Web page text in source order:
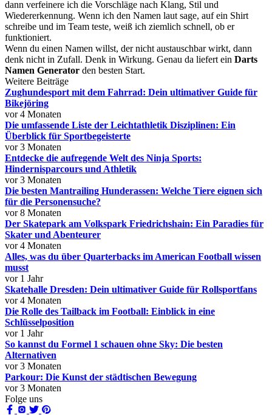
dann verfeinere ich die Vorschläge nach Klang, Stil und
Wiedererkennung. Wenn ich den Namen laut sage, auf ein Shirt
schreibe und im Team teste, weiß ich ziemlich schnell, ob er
funktioniert.
Wenn du einen Namen willst, der nicht austauschbar wirkt, dann
denk nicht in Zufall. Denk in Wirkung. Genau da liefert ein Darts
Namen Generator den besten Start.
Weitere Beiträge
Zughundesport mit dem Fahrrad: Dein ultimativer Guide für
Bikejöring
vor 4 Monaten
Die umfassende Liste der Leichtathletik Disziplinen: Ein
Überblick für Sportbegeisterte
vor 3 Monaten
Entdecke die aufregende Welt des Ninja Sports:
Hindernisparcours und Athletik
vor 3 Monaten
Die besten Mantrailing Hunderassen: Welche Tiere eignen sich
für die Personensuche?
vor 8 Monaten
Der Skatepark am Volkspark Friedrichshain: Ein Paradies für
Skater und Abenteurer
vor 4 Monaten
Alles, was du über Quarterbacks im American Football wissen
musst
vor 1 Jahr
Skatehalle Dresden: Dein ultimativer Guide für Rollsportfans
vor 4 Monaten
Die Rolle des Tailback im Football: Einblick in eine
Schlüsselposition
vor 1 Jahr
So kannst du Formel 1 schauen ohne Sky: Die besten
Alternativen
vor 3 Monaten
Parkour: Die Kunst der städtischen Bewegung
vor 3 Monaten
Folge uns